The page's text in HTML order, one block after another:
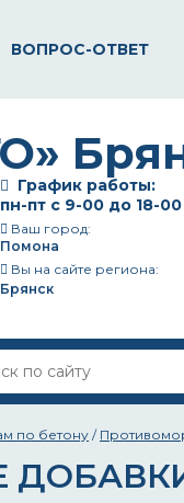
ВОПРОС-ОТВЕТ
График работы:
пн-пт с 9-00 до 18-00
Ваш город:
Помона
Вы на сайте региона:
Брянск
по бетону/